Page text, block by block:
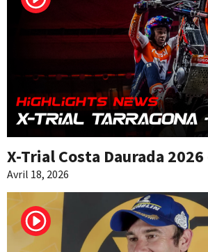
X-Trial Costa Daurada
Avril 18, 2026